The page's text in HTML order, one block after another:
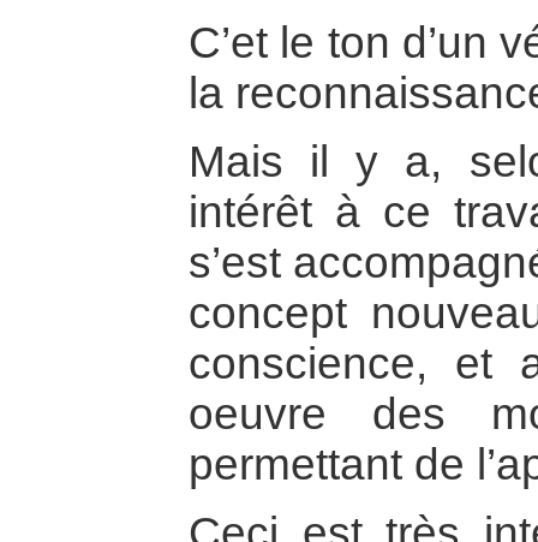
C’et le ton d’un
la
Mais il y a,
intérêt à ce
s’est
concept
conscience, et
oeuvre des
permettant de